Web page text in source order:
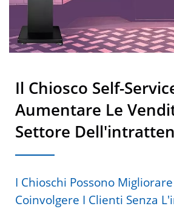
Il Chiosco Self-
Aumentare Le
Settore
I Chioschi Possono
Coinvolgere I Clienti Senza